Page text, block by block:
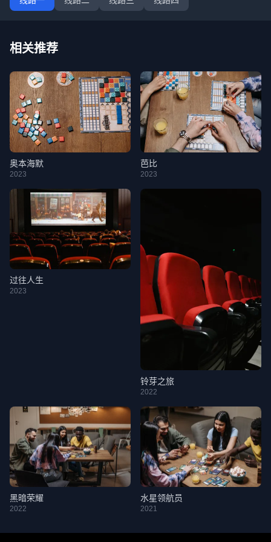
相关推荐
奥本海默
2023
芭比
2023
过往人生
2023
铃芽之旅
2022
黑暗荣耀
2022
水星领航员
2021